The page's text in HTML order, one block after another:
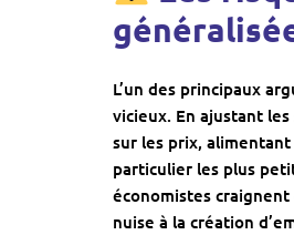
L’un des principaux
vicieux. En ajustant
sur les prix,
particulier les plus
économistes
nuise à la création